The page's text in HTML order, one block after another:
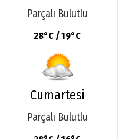
Parçalı Bulutlu
28°C / 19°C
Cumartesi
Parçalı Bulutlu